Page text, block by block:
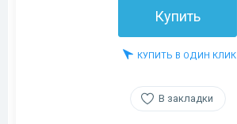
Купить
КУПИТЬ В ОДИН КЛИК
В закладки